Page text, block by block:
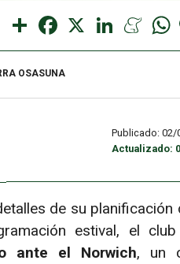
Share Facebook LinkedIn
OSASUNA
Publicado: 02/
Actualizado:
de su planificación
estival, el
ante el Norwich, un